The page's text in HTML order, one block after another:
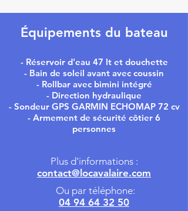
Équipements du bateau
- Réservoir d'eau 47 lt et douchette
- Bain de soleil avant avec coussin
- Rollbar avec bimini intégré
- Direction hydraulique
- Sondeur GPS GARMIN ECHOMAP 72 cv
- Armement de sécurité côtier 6
personnes
Plus d'informations :
contact@locavalaire.com
Ou par téléphone:
04 94 64 32 50